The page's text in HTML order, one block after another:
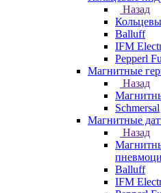
Назад
Balluff
IFM
Pepperl
Магнитные
Назад
Schmersal
Магнитные
Назад
Balluff
IFM